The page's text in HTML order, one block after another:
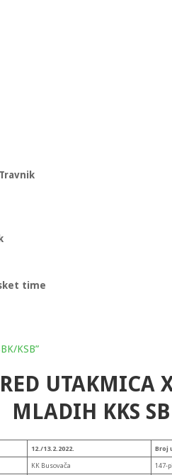
time
KSB”
UTAKMICA
MLADIH KKS
12./13.2.2022. Broj
KK Busovača 147-